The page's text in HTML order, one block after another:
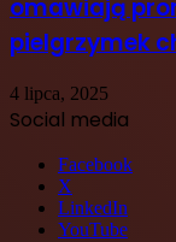
omawiają
pielgrzymek
4 lipca, 2025
Social media
Facebook
X
LinkedIn
YouTube